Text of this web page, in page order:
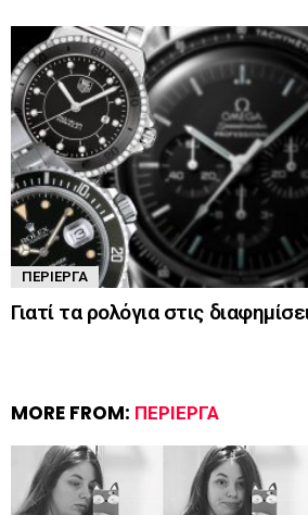
ΠΕΡΊΕΡΓΑ
Γιατί τα ρολόγια στις
MORE FROM: ΠΕΡΊΕΡΓΑ